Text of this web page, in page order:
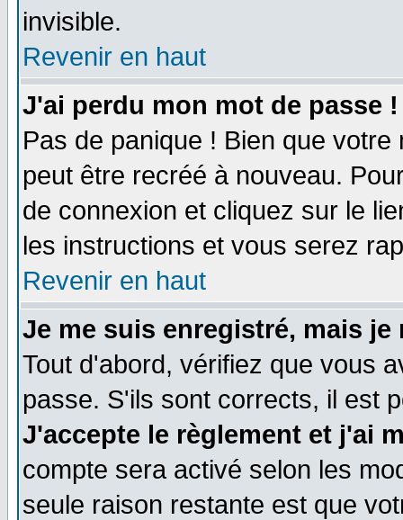
invisible.
Revenir en haut
J'ai perdu mon mot de passe !
Pas de panique ! Bien que
peut être recréé à nouveau.
de connexion et cliquez sur le
les instructions et vous serez
Revenir en haut
Je me suis enregistré, mais
Tout d'abord, vérifiez que vous
passe. S'ils sont corrects, il est
J'accepte le règlement et j'ai
compte sera activé selon les
seule raison restante est que